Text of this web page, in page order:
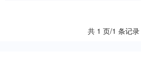
共 1 页/1 条记录